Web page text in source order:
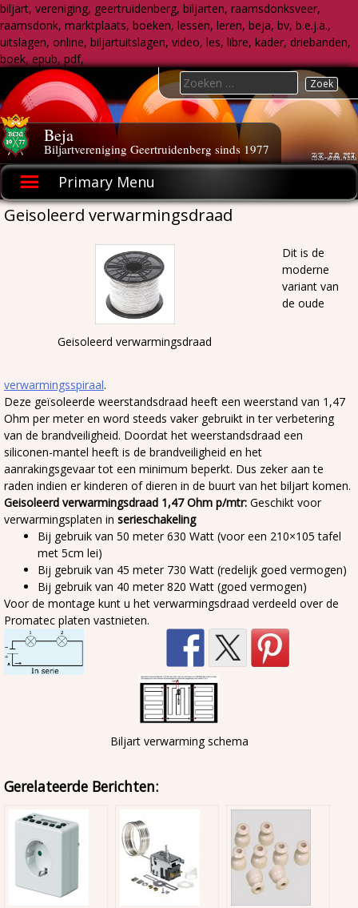
biljart, vereniging, geertruidenberg, biljarten, raamsdonksveer,
raamsdonk, marktplaats, boeken, lessen, leren, beja, bv, b.e.j.a.,
uitslagen, online, biljartuitslagen, video, les, libre, kader, driebanden,
boek, epub, pdf,
to
content
Beja
Biljartvereniging Geertruidenberg sinds 1977
Primary Menu
Search
for:
Geisoleerd verwarmingsdraad
Geisoleerd verwarmingsdraad
Dit is de
moderne
variant van
de oude
verwarmingsspiraal.
Deze geïsoleerde weerstandsdraad heeft een weerstand van 1,47
Ohm per meter en word steeds vaker gebruikt in ter verbetering
van de brandveiligheid. Doordat het weerstandsdraad een
siliconen-mantel heeft is de brandveiligheid en het
aanrakingsgevaar tot een minimum beperkt. Dus zeker aan te
raden indien er kinderen of dieren in de buurt van het biljart komen.
Geisoleerd verwarmingsdraad 1,47 Ohm p/mtr: Geschikt voor
verwarmingsplaten in serieschakeling
Bij gebruik van 50 meter 630 Watt (voor een 210×105 tafel
met 5cm lei)
Bij gebruik van 45 meter 730 Watt (redelijk goed vermogen)
Bij gebruik van 40 meter 820 Watt (goed vermogen)
Voor de montage kunt u het verwarmingsdraad verdeeld over de
Promatec platen vastnieten.
Biljart verwarming schema
Gerelateerde Berichten: